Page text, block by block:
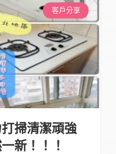
客戶分享
打掃清潔頑強
新！！！